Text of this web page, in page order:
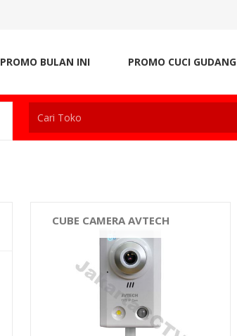
PROMO BULAN INI PROMO CUCI GUDANG
CUBE CAMERA AVTECH